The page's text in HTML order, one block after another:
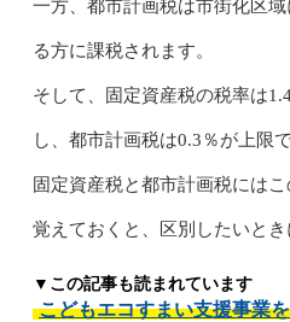
一方、都市計画税は市街化区
る方に課税されます。
そして、固定資産税の税率は
し、都市計画税は0.3％が上限で
固定資産税と都市計画税には
覚えておくと、区別したいとき
▼この記事も読まれています
こどもエコすまい支援事業